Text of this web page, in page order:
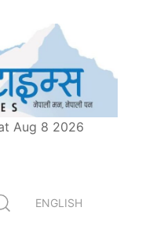
Aug 8 2026
ENGLISH